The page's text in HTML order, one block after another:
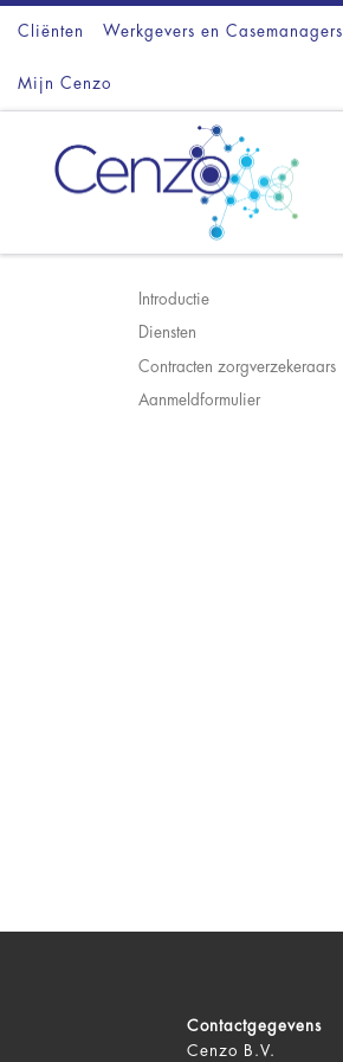
Ga naar inhoud
Cliënten Werkgevers en Casemanagers
Mijn Cenzo
Introductie
Diensten
Contracten zorgverzekeraars
Aanmeldformulier
Contactgegevens
Cenzo B.V.